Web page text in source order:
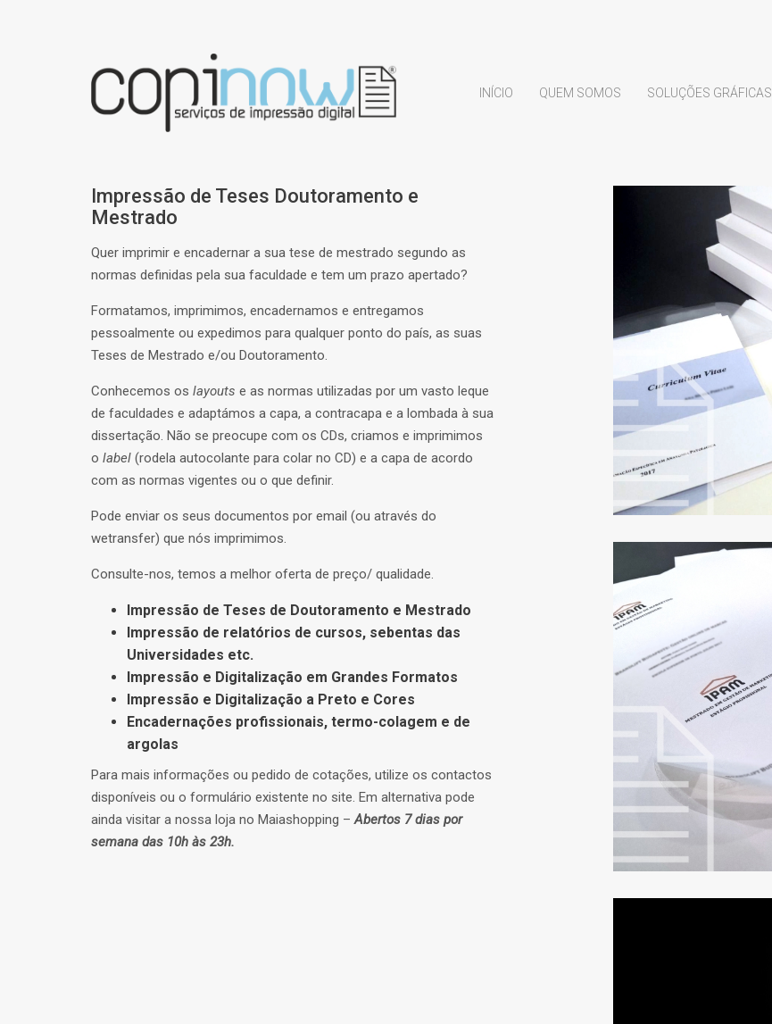
INÍCIO QUEM SOMOS SOLUÇÕES GRÁFICAS
Impressão de Teses Doutoramento e
Mestrado
Quer imprimir e encadernar a sua tese de mestrado segundo as
normas definidas pela sua faculdade e tem um prazo apertado?
Formatamos, imprimimos, encadernamos e entregamos
pessoalmente ou expedimos para qualquer ponto do país, as suas
Teses de Mestrado e/ou Doutoramento.
Conhecemos os layouts e as normas utilizadas por um vasto leque
de faculdades e adaptámos a capa, a contracapa e a lombada à sua
dissertação. Não se preocupe com os CDs, criamos e imprimimos
o label (rodela autocolante para colar no CD) e a capa de acordo
com as normas vigentes ou o que definir.
Pode enviar os seus documentos por email (ou através do
wetransfer) que nós imprimimos.
Consulte-nos, temos a melhor oferta de preço/ qualidade.
Impressão de Teses de Doutoramento e Mestrado
Impressão de relatórios de cursos, sebentas das
Universidades etc.
Impressão e Digitalização em Grandes Formatos
Impressão e Digitalização a Preto e Cores
Encadernações profissionais, termo-colagem e de
argolas
Para mais informações ou pedido de cotações, utilize os contactos
disponíveis ou o formulário existente no site. Em alternativa pode
ainda visitar a nossa loja no Maiashopping –Abertos 7 dias por
semana das 10h às 23h.